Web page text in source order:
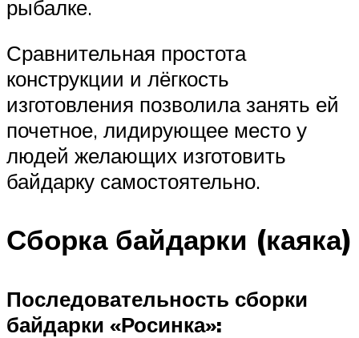
рыбалке.
Сравнительная простота
конструкции и лёгкость
изготовления позволила занять ей
почетное, лидирующее место у
людей желающих изготовить
байдарку самостоятельно.
Сборка байдарки (каяка)
Последовательность сборки
байдарки «Росинка»: